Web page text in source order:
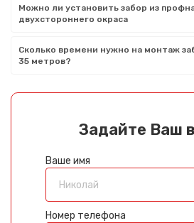
Можно ли установить забор из
двухстороннего окраса
Сколько времени нужно на монтаж
35 метров?
Задайте Ваш
Ваше имя
Номер телефона